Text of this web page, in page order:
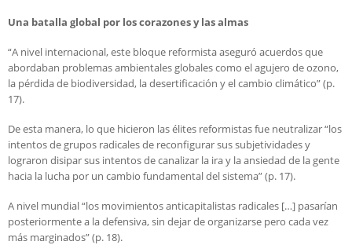
Una batalla global por los corazones y las almas
“A nivel internacional, este bloque reformista aseguró acuerdos que
abordaban problemas ambientales globales como el agujero de ozono,
la pérdida de biodiversidad, la desertificación y el cambio climático” (p.
17).
De esta manera, lo que hicieron las élites reformistas fue neutralizar “los
intentos de grupos radicales de reconfigurar sus subjetividades y
lograron disipar sus intentos de canalizar la ira y la ansiedad de la gente
hacia la lucha por un cambio fundamental del sistema” (p. 17).
A nivel mundial “los movimientos anticapitalistas radicales […] pasarían
posteriormente a la defensiva, sin dejar de organizarse pero cada vez
más marginados” (p. 18).